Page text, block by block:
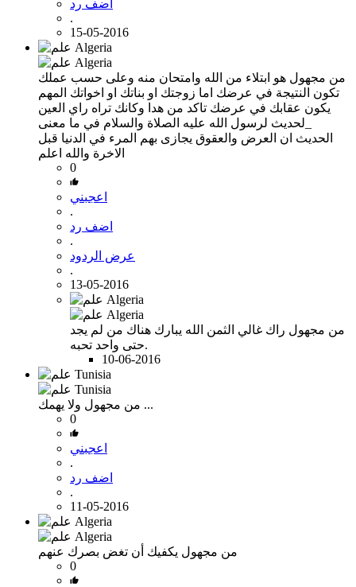
اضف رد
.
15-05-2016
من مجهول هو ابتلاء من الله وامتحان منه وعلى حسب عملك
تكون النتيجة في عرضك اما زوجتك او بناتك او اخواتك المهم
يكون عقابك في عرضك تاكد من هدا وكانك تراه راي العين
_لحديث لرسول الله عليه الصلاة والسلام في ما معنى
الحديث ان العرض والعقوق يجازى بهم المرء في الدنيا قبل
الاخرة والله اعلم
0
اعجبني
.
اضف رد
.
عرض الردود
.
13-05-2016
من مجهول راك غالي الثمن الله يبارك هناك من لم يجد
حتى واحد تحبه.
10-06-2016
من مجهول ولا يهمك ...
0
اعجبني
.
اضف رد
.
11-05-2016
من مجهول يكفيك أن تغض بصرك عنهم
0